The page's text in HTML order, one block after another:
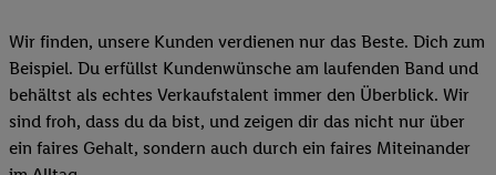
Wir finden, unsere Kunden verdienen nur das Beste. Dich zum
Beispiel. Du erfüllst Kundenwünsche am laufenden Band und
behältst als echtes Verkaufstalent immer den Überblick. Wir
sind froh, dass du da bist, und zeigen dir das nicht nur über
ein faires Gehalt, sondern auch durch ein faires Miteinander